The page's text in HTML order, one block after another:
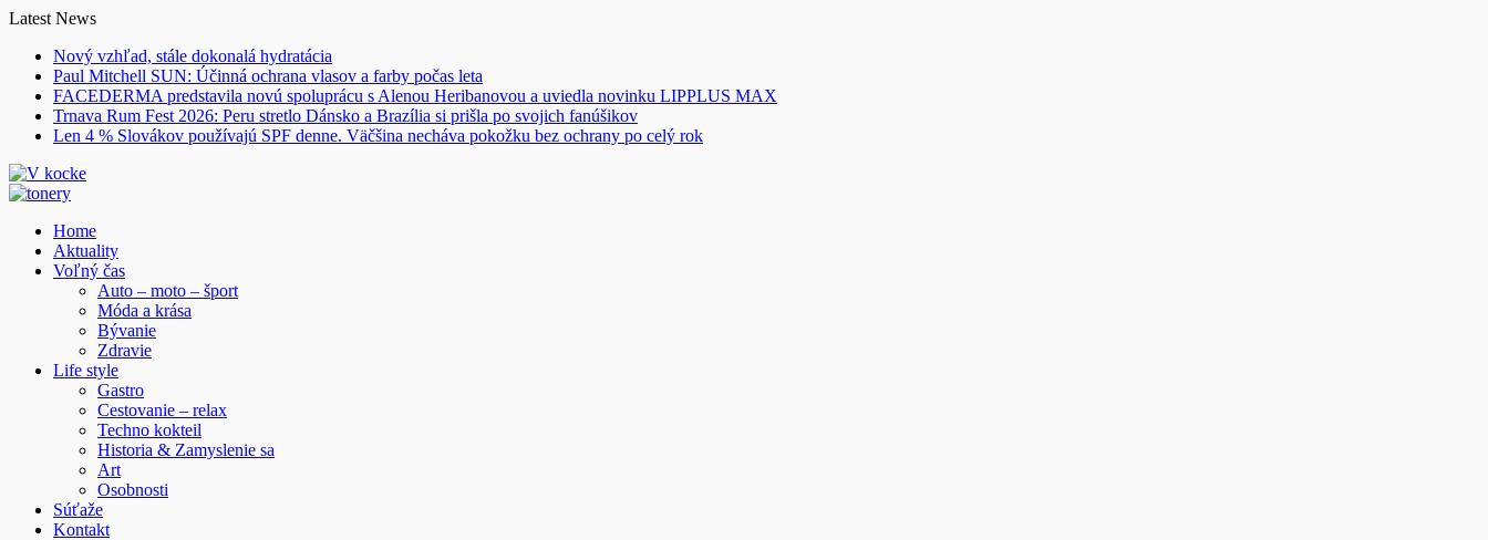
Skip
content
Latest News
Nový vzhľad, stále dokonalá hydratácia
Paul Mitchell SUN: Účinná ochrana vlasov a farby počas leta
FACEDERMA predstavila novú spoluprácu s Alenou Heribanovou a uviedla novinku LIPPLUS MAX
Trnava Rum Fest 2026: Peru stretlo Dánsko a Brazília si prišla po svojich fanúšikov
Len 4 % Slovákov používajú SPF denne. Väčšina necháva pokožku bez ochrany po celý rok
Home
Aktuality
Voľný čas
Auto – moto – šport
Móda a krása
Bývanie
Zdravie
Life style
Gastro
Cestovanie – relax
Techno kokteil
Historia & Zamyslenie sa
Art
Osobnosti
Súťaže
Kontakt